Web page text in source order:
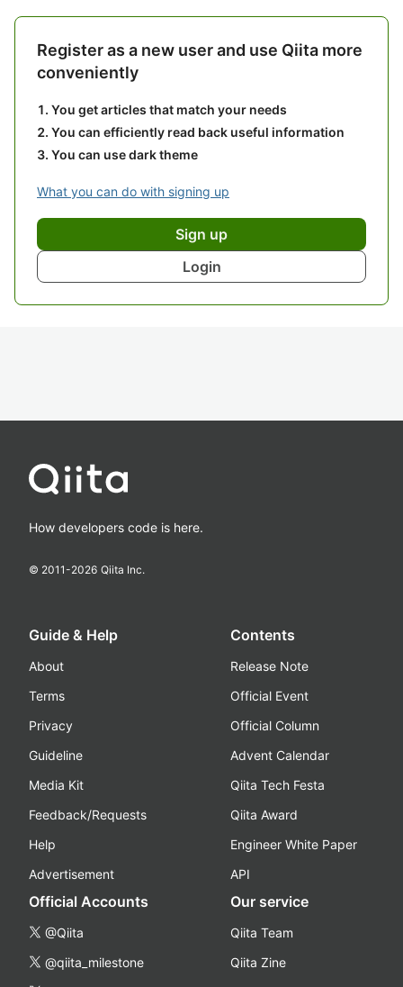
Register as a new user and use Qiita more
conveniently
You get articles that match your needs
You can efficiently read back useful information
You can use dark theme
What you can do with signing up
Sign up
Login
How developers code is here.
© 2011-2026 Qiita Inc.
Guide & Help
About
Terms
Privacy
Guideline
Media Kit
Feedback/Requests
Help
Advertisement
Contents
Release Note
Official Event
Official Column
Advent Calendar
Qiita Tech Festa
Qiita Award
Engineer White Paper
API
Official Accounts
@Qiita
@qiita_milestone
Our service
Qiita Team
Qiita Zine